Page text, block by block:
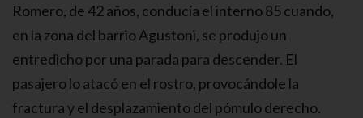
Romero, de 42 años, conducía el interno 85 cuando,
en la zona del barrio Agustoni, se produjo un
entredicho por una parada para descender. El
pasajero lo atacó en el rostro, provocándole la
fractura y el desplazamiento del pómulo derecho.